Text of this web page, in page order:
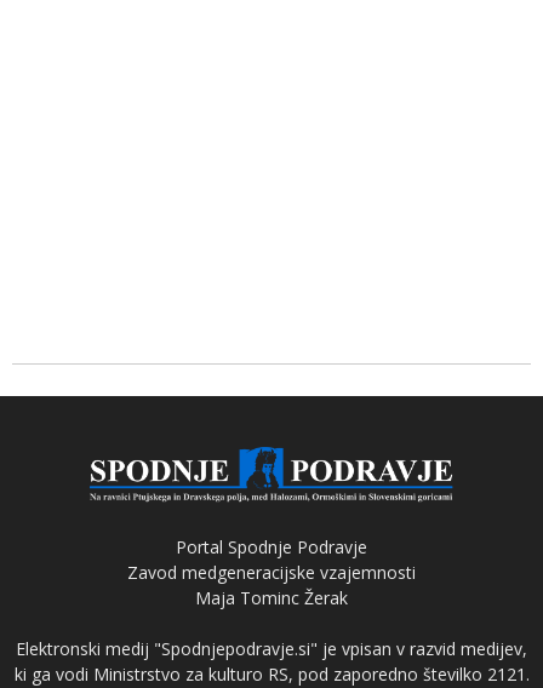
Portal Spodnje Podravje
Zavod medgeneracijske vzajemnosti
Maja Tominc Žerak
Elektronski medij "Spodnjepodravje.si" je vpisan v razvid medijev,
ki ga vodi Ministrstvo za kulturo RS, pod zaporedno številko 2121.